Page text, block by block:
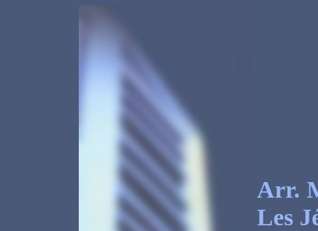
Arr.
Les